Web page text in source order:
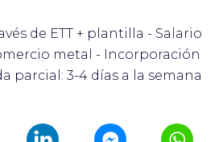
de ETT + plantilla - Salario
metal - Incorporación
parcial: 3-4 días a la semana